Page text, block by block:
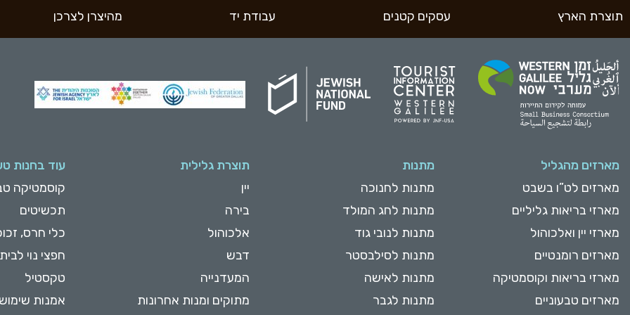
תוצרת הארץ עסקים קטנים עבודת יד מהיצרן לצרכן
מארזים מהגליל
מארזים לט”ו בשבט
מארזי בריאות גליליים
מארזי יין ואלכוהול
מארזים רומנטיים
מארזי בריאות וקוסמטיקה
מארזים טבעוניים
מתנות
מתנות לחנוכה
מתנות לחג המולד
מתנות לנובי גוד
מתנות לסילבסטר
מתנות לאישה
מתנות לגבר
תוצרת גלילית
יין
בירה
אלכוהול
דבש
המעדנייה
מתוקים ומנות אחרונות
עוד בחנות
קוסמטיקה
תכשיטים
כלי חרס,
חפצי נוי
טקסטיל
אמנות